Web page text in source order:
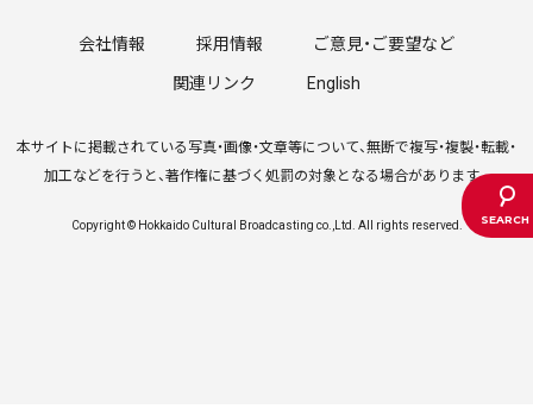
会社情報 採用情報 ご意見・ご要望など
関連リンク English
本サイトに掲載されている写真・画像・文章等について、無断で複写・複製・転載・
加工などを行うと、著作権に基づく処罰の対象となる場合があります。
Copyright © Hokkaido Cultural Broadcasting co.,Ltd. All rights reserved.